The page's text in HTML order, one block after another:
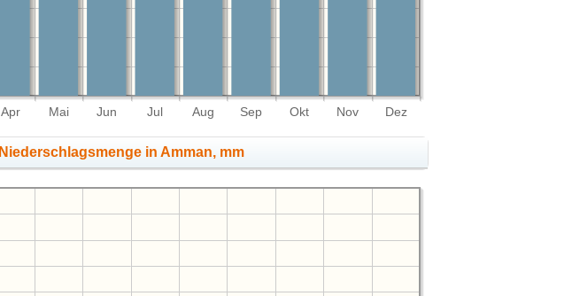
Apr Mai Jun Jul Aug Sep Okt Nov Dez
Niederschlagsmenge in Amman, mm